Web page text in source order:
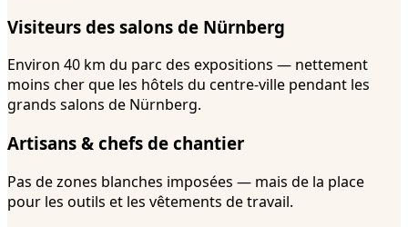
Visiteurs des salons de Nürnberg
Environ 40 km du parc des expositions — nettement
moins cher que les hôtels du centre-ville pendant les
grands salons de Nürnberg.
Artisans & chefs de chantier
Pas de zones blanches imposées — mais de la place
pour les outils et les vêtements de travail.